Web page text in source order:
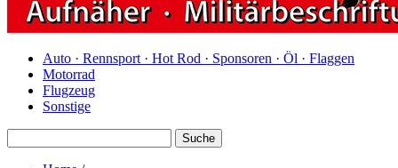
Auto · Rennsport · Hot Rod · Sponsoren · Öl · Flaggen
Motorrad
Flugzeug
Sonstige
Suche